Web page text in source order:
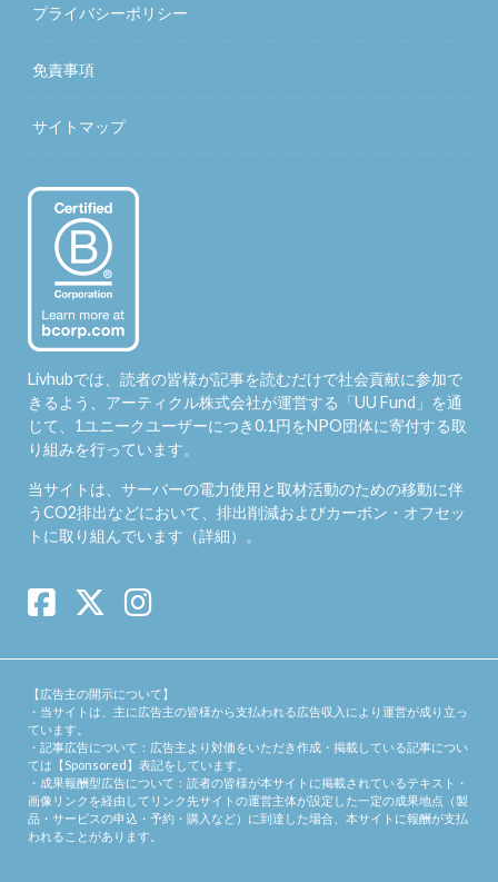
プライバシーポリシー
免責事項
サイトマップ
Livhubでは、読者の皆様が記事を読むだけで社会貢献に参加で
きるよう、アーティクル株式会社が運営する「UU Fund 」を通
じて、1ユニークユーザーにつき0.1円をNPO団体に寄付する取
り組みを行っています。
当サイトは、サーバーの電力使用と取材活動のための移動に伴
うCO2排出などにおいて、排出削減およびカーボン・オフセッ
トに取り組んでいます（詳細）。
【広告主の開示について】
・当サイトは、主に広告主の皆様から支払われる広告収入により運営が成り立っ
ています。
・記事広告について：広告主より対価をいただき作成・掲載している記事につい
ては【Sponsored】表記をしています。
・成果報酬型広告について：読者の皆様が本サイトに掲載されているテキスト・
画像リンクを経由してリンク先サイトの運営主体が設定した一定の成果地点（製
品・サービスの申込・予約・購入など）に到達した場合、本サイトに報酬が支払
われることがあります。